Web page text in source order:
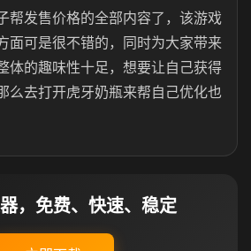
帮发售价格的全部内容了，该游戏
面可是很不错的，同时为大家带来
体的趣味性十足，想要让自己获得
么去打开虎牙奶瓶来帮自己优化也
，免费、快速、稳定